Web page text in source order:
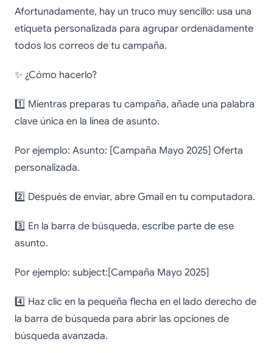
Afortunadamente, hay un truco muy sencillo: usa una
etiqueta personalizada para agrupar ordenadamente
todos los correos de tu campaña.
✨ ¿Cómo hacerlo?
1️⃣ Mientras preparas tu campaña, añade una palabra
clave única en la línea de asunto.
Por ejemplo: Asunto: [Campaña Mayo 2025] Oferta
personalizada.
2️⃣ Después de enviar, abre Gmail en tu computadora.
3️⃣ En la barra de búsqueda, escribe parte de ese
asunto.
Por ejemplo: subject:[Campaña Mayo 2025]
4️⃣ Haz clic en la pequeña flecha en el lado derecho de
la barra de búsqueda para abrir las opciones de
búsqueda avanzada.